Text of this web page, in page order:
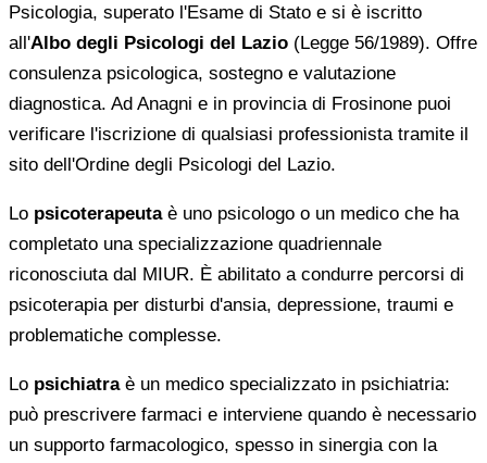
Psicologia, superato l'Esame di Stato e si è iscritto
all'Albo degli Psicologi del Lazio (Legge 56/1989). Offre
consulenza psicologica, sostegno e valutazione
diagnostica. Ad Anagni e in provincia di Frosinone puoi
verificare l'iscrizione di qualsiasi professionista tramite il
sito dell'Ordine degli Psicologi del Lazio.
Lo psicoterapeutaè uno psicologo o un medico che ha
completato una specializzazione quadriennale
riconosciuta dal MIUR. È abilitato a condurre percorsi di
psicoterapia per disturbi d'ansia, depressione, traumi e
problematiche complesse.
Lo psichiatraè un medico specializzato in psichiatria:
può prescrivere farmaci e interviene quando è necessario
un supporto farmacologico, spesso in sinergia con la